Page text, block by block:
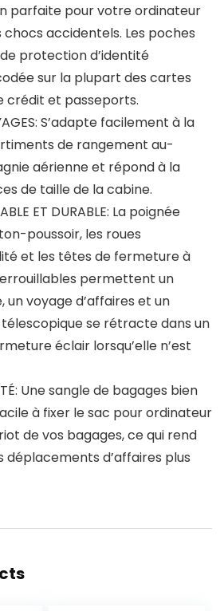
parfaite pour votre ordinateur
accidentels. Les poches
protection d’identité
sur la plupart des cartes
crédit et passeports.
S’adapte facilement à la
de rangement au-
aérienne et répond à la
de taille de la cabine.
ET DURABLE: La poignée
poussoir, les roues
et les têtes de fermeture à
permettent un
voyage d’affaires et un
se rétracte dans un
éclair lorsqu’elle n’est
Une sangle de bagages bien
à fixer le sac pour ordinateur
de vos bagages, ce qui rend
d’affaires plus